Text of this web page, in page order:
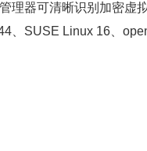
理器可清晰识别加密虚
、SUSE Linux 16、